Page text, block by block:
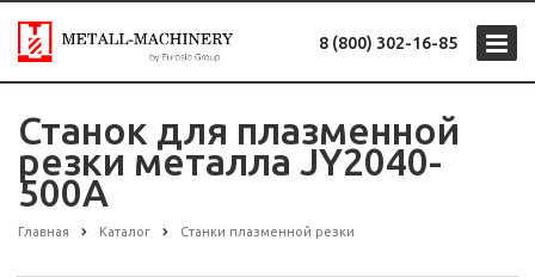
8 (800) 302-16-85
Станок для плазменной
резки металла JY2040-
500A
Главная Каталог Станки плазменной резки